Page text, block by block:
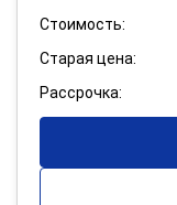
Стоимость:
Старая цена:
Рассрочка: